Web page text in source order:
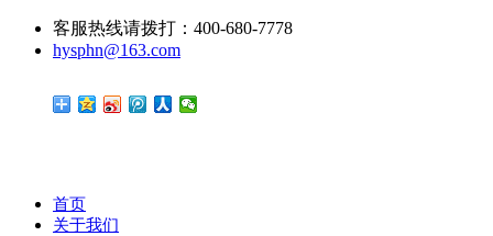
客服热线请拨打：400-680-7778
hysphn@163.com
首页
关于我们